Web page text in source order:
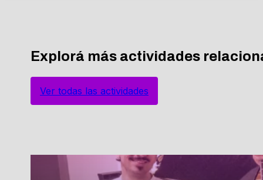
Explorá más actividades
Ver todas las actividades